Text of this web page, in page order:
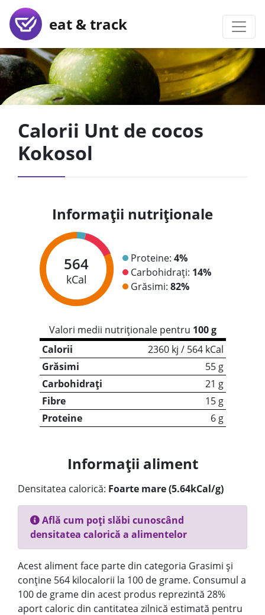
eat & track
Calorii Unt de cocos
Kokosol
Informații nutriționale
564
kCal
Proteine: 4%
Carbohidrați: 14%
Grăsimi: 82%
Valori medii nutriționale pentru 100 g
Calorii
2360 kj / 564 kCal
Grăsimi
55 g
Carbohidrați
21 g
Fibre
15 g
Proteine
6 g
Informații aliment
Densitatea calorică: Foarte mare (5.64kCal/g)
Află cum poți slăbi cunoscând
densitatea calorică a alimentelor
Acest aliment face parte din categoria Grasimi și
conține 564 kilocalorii la 100 de grame. Consumul a
100 de grame din acest produs reprezintă 28%
aport caloric din cantitatea zilnică estimată pentru